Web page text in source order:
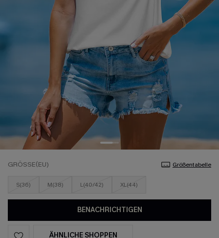
GRÖSSE(EU) Größentabelle
S(36) M(38) L(40/42) XL(44)
BENACHRICHTIGEN
ÄHNLICHE SHOPPEN